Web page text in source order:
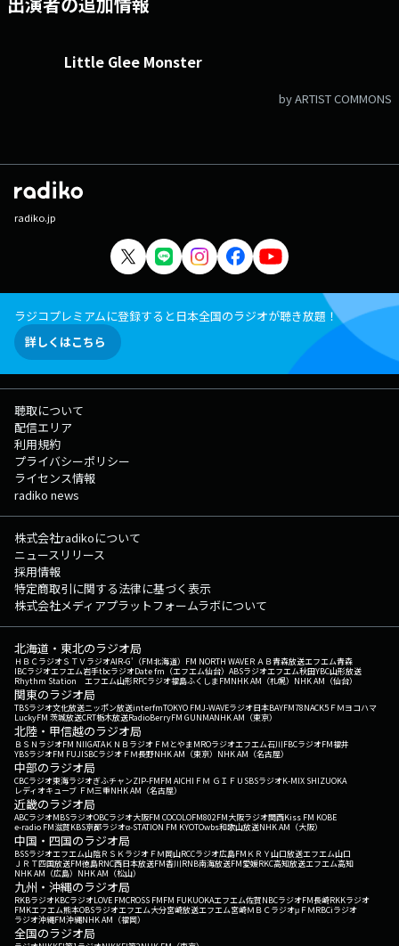
Little Glee Monster
by ARTIST COMMONS
radiko.jp
ラジコプレミアムに登録すると日本全国のラジオが聴き放題！
詳しくはこちら
聴取について
配信エリア
利用規約
プライバシーポリシー
ライセンス情報
radiko news
株式会社radikoについて
ニュースリリース
採用情報
特定商取引に関する法律に基づく表示
株式会社メディアプラットフォームラボについて
北海道・東北のラジオ局
ＨＢＣラジオＳＴＶラジオAIR-G'（FM北海道） FM NORTH WAVEＲＡＢ青森放送エフエム青森
IBCラジオエフエム岩手tbcラジオDate fm（エフエム仙台） ABSラジオエフエム秋田YBC山形放送
Rhythm Station エフエム山形RFCラジオ福島ふくしまFMNHK AM（札幌） NHK AM（仙台）
関東のラジオ局
TBSラジオ文化放送ニッポン放送interfmTOKYO FMJ-WAVEラジオ日本BAYFM78NACK5 ＦＭヨコハマ
LuckyFM 茨城放送CRT栃木放送RadioBerryFM GUNMANHK AM（東京）
北陸・甲信越のラジオ局
ＢＳＮラジオFM NIIGATAＫＮＢラジオ ＦＭとやまMROラジオエフエム石川FBCラジオFM福井
YBSラジオFM FUJISBCラジオ ＦＭ長野NHK AM（東京） NHK AM（名古屋）
中部のラジオ局
CBCラジオ東海ラジオぎふチャンZIP-FMFM AICHI ＦＭ ＧＩＦＵ SBSラジオK-MIX SHIZUOKA
レディオキューブ ＦＭ三重NHK AM（名古屋）
近畿のラジオ局
ABCラジオMBSラジオOBCラジオ大阪FM COCOLOFM802FM大阪ラジオ関西Kiss FM KOBE
e-radio FM滋賀KBS京都ラジオα-STATION FM KYOTOwbs和歌山放送NHK AM（大阪）
中国・四国のラジオ局
BSSラジオエフエム山陰ＲＳＫラジオ ＦＭ岡山RCCラジオ広島FM ＫＲＹ山口放送エフエム山口
ＪＲＴ四国放送FM徳島RNC西日本放送FM香川RNB南海放送FM愛媛RKC高知放送エフエム高知
NHK AM（広島） NHK AM（松山）
九州・沖縄のラジオ局
RKBラジオKBCラジオLOVE FMCROSS FMFM FUKUOKAエフエム佐賀NBCラジオFM長崎RKKラジオ
FMKエフエム熊本OBSラジオエフエム大分宮崎放送エフエム宮崎ＭＢＣラジオμＦＭRBCiラジオ
ラジオ沖縄FM沖縄NHK AM（福岡）
全国のラジオ局